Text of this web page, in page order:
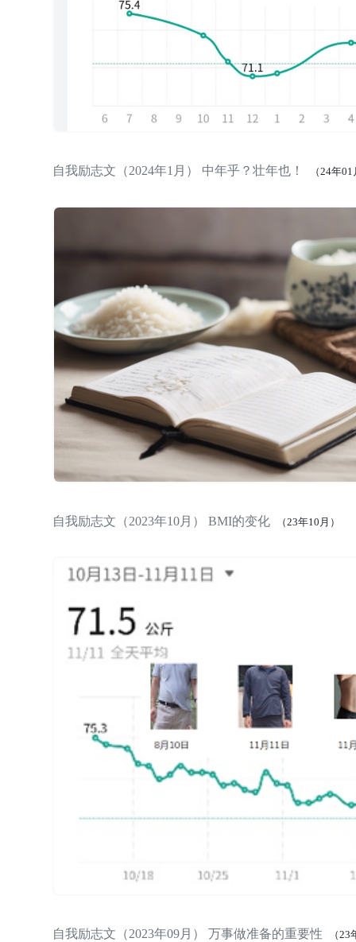
自我励志文（2024年1月） 中年乎？壮年也！ （24年
自我励志文（2023年10月） BMI的变化 （23年10月）
自我励志文（2023年09月） 万事做准备的重要性 （